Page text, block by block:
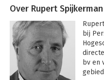
Over Rupert Spijkerman
bij
bv en